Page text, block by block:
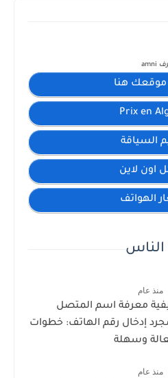
هنا
Prix en
السياقة
اون لاين
الهواتف
amni
الناس
منذ عام
معرفة اسم المتصل
إدخال رقم الهاتف: خطوات
وسهلة
منذ عام